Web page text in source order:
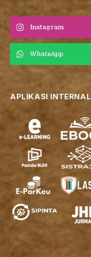
Instagram
WhatsApp
APLIKASI INTERNAL